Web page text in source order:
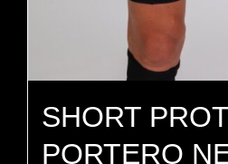
SHORT
PORTERO